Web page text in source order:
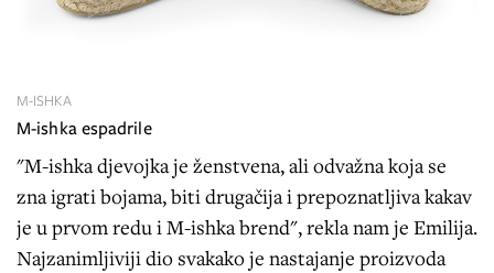
M-ISHKA
M-ishka espadrile
"M-ishka djevojka je ženstvena, ali odvažna koja se
zna igrati bojama, biti drugačija i prepoznatljiva kakav
je u prvom redu i M-ishka brend", rekla nam je Emilija.
Najzanimljiviji dio svakako je nastajanje proizvoda